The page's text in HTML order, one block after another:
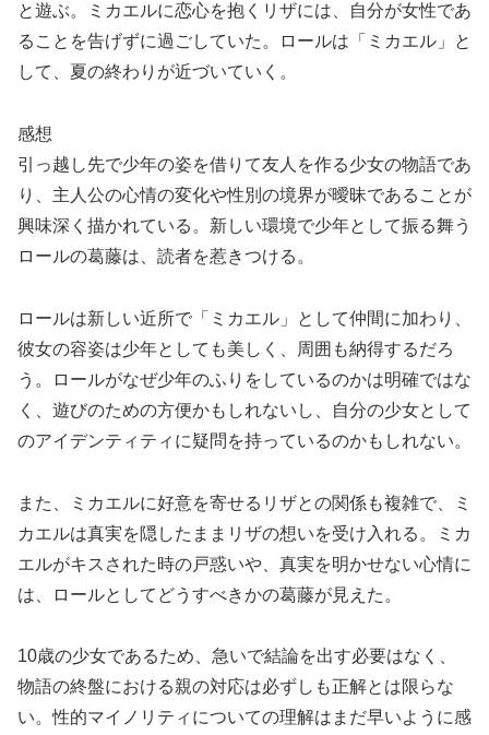
と遊ぶ。ミカエルに恋心を抱くリザには、自分が女性であ
ることを告げずに過ごしていた。ロールは「ミカエル」と
して、夏の終わりが近づいていく。
感想
引っ越し先で少年の姿を借りて友人を作る少女の物語であ
り、主人公の心情の変化や性別の境界が曖昧であることが
興味深く描かれている。新しい環境で少年として振る舞う
ロールの葛藤は、読者を惹きつける。
ロールは新しい近所で「ミカエル」として仲間に加わり、
彼女の容姿は少年としても美しく、周囲も納得するだろ
う。ロールがなぜ少年のふりをしているのかは明確ではな
く、遊びのための方便かもしれないし、自分の少女として
のアイデンティティに疑問を持っているのかもしれない。
また、ミカエルに好意を寄せるリザとの関係も複雑で、ミ
カエルは真実を隠したままリザの想いを受け入れる。ミカ
エルがキスされた時の戸惑いや、真実を明かせない心情に
は、ロールとしてどうすべきかの葛藤が見えた。
10歳の少女であるため、急いで結論を出す必要はなく、
物語の終盤における親の対応は必ずしも正解とは限らな
い。性的マイノリティについての理解はまだ早いように感